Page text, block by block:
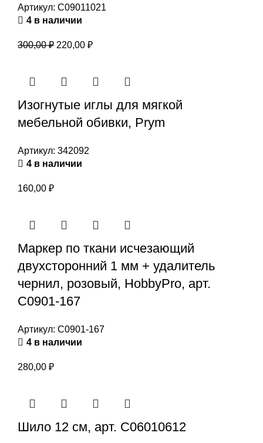
Артикул: С09011021
4 в наличии
300,00₽ Первоначальная
300,00 ₽.
220,00 ₽Текущая
Изогнутые иглы для мягкой
мебельной обивки, Prym
Артикул: 342092
4 в наличии
160,00 ₽
Маркер по ткани исчезающий
двухсторонний 1 мм + удалитель
чернил, розовый, HobbyPro, арт.
С0901-167
Артикул: С0901-167
4 в наличии
280,00 ₽
Шило 12 см, арт. С06010612